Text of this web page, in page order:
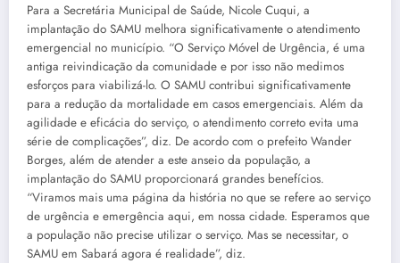
Para a Secretária Municipal de Saúde, Nicole Cuqui, a
implantação do SAMU melhora significativamente o atendimento
emergencial no município. “O Serviço Móvel de Urgência, é uma
antiga reivindicação da comunidade e por isso não medimos
esforços para viabilizá-lo. O SAMU contribui significativamente
para a redução da mortalidade em casos emergenciais. Além da
agilidade e eficácia do serviço, o atendimento correto evita uma
série de complicações”, diz. De acordo com o prefeito Wander
Borges, além de atender a este anseio da população, a
implantação do SAMU proporcionará grandes benefícios.
“Viramos mais uma página da história no que se refere ao serviço
de urgência e emergência aqui, em nossa cidade. Esperamos que
a população não precise utilizar o serviço. Mas se necessitar, o
SAMU em Sabará agora é realidade”, diz.